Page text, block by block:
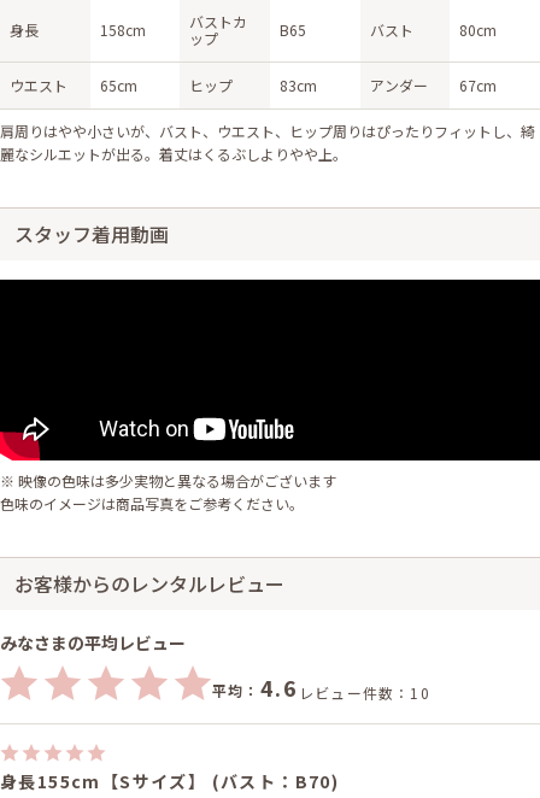
身長 158cm
バストカ
ップ
B65 バスト 80cm
ウエスト 65cm ヒップ 83cm アンダー 67cm
肩周りはやや小さいが、バスト、ウエスト、ヒップ周りはぴったりフィットし、綺
麗なシルエットが出る。着丈はくるぶしよりやや上。
スタッフ着用動画
※ 映像の色味は多少実物と異なる場合がございます
色味のイメージは商品写真をご参考ください。
お客様からのレンタルレビュー
みなさまの平均レビュー
平均： 4.6 レビュー件数：10
身長155cm【Sサイズ】 (バスト：B70)